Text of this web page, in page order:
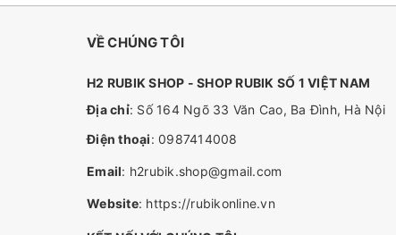
VỀ CHÚNG TÔI
H2 RUBIK SHOP - SHOP RUBIK SỐ 1 VIỆT NAM
Địa chỉ: Số 164 Ngõ 33 Văn Cao, Ba Đình, Hà Nội
Điện thoại: 0987414008
Email: h2rubik.shop@gmail.com
Website: https://rubikonline.vn